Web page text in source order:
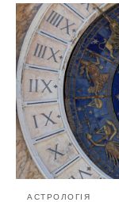
АСТРОЛОГІЯ